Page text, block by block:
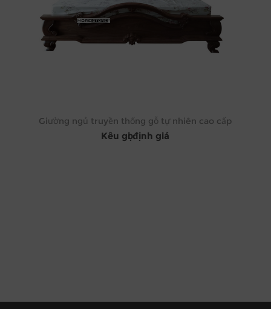
Giường ngủ truyền thống gỗ tự nhiên cao cấp
Kêu gọi định giá